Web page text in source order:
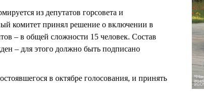
из депутатов горсовета и
комитет принял решение о включении в
– в общей сложности 15 человек. Состав
– для этого должно быть подписано
в октябре голосования, и принять